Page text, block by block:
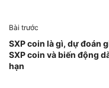
Bài trước
SXP coin là gì, dự đoán
SXP coin và biến động
hạn